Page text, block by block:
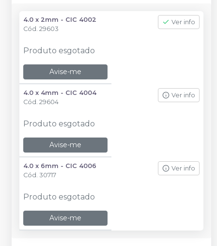
4.0 x 2mm - CIC 4002
Cód. 29603
Ver info
Produto esgotado
Avise-me
4.0 x 4mm - CIC 4004
Cód. 29604
Ver info
Produto esgotado
Avise-me
4.0 x 6mm - CIC 4006
Cód. 30717
Ver info
Produto esgotado
Avise-me